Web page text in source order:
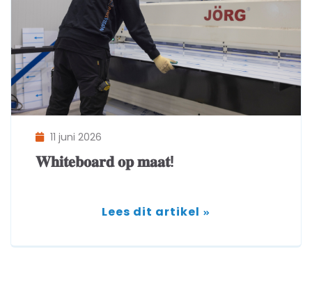
𝐖𝐡𝐢𝐭𝐞𝐛𝐨𝐚𝐫𝐝 𝐨𝐩 𝐦𝐚𝐚𝐭!
11 juni 2026
Lees dit artikel